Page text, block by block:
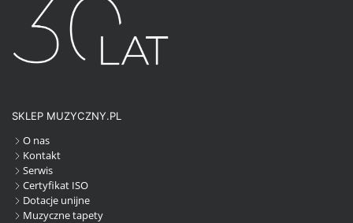
SKLEP MUZYCZNY.PL
O nas
Kontakt
Serwis
Certyfikat ISO
Dotacje unijne
Muzyczne tapety